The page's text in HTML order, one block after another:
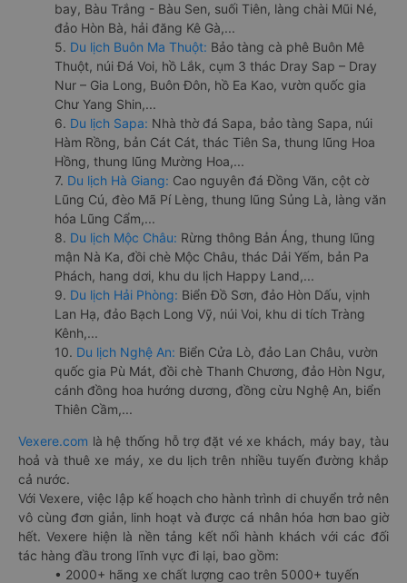
bay, Bàu Trắng - Bàu Sen, suối Tiên, làng chài Mũi Né,
đảo Hòn Bà, hải đăng Kê Gà,...
5. Du lịch Buôn Ma Thuột: Bảo tàng cà phê Buôn Mê
Thuột, núi Đá Voi, hồ Lắk, cụm 3 thác Dray Sap – Dray
Nur – Gia Long, Buôn Đôn, hồ Ea Kao, vườn quốc gia
Chư Yang Shin,...
6. Du lịch Sapa: Nhà thờ đá Sapa, bảo tàng Sapa, núi
Hàm Rồng, bản Cát Cát, thác Tiên Sa, thung lũng Hoa
Hồng, thung lũng Mường Hoa,...
7. Du lịch Hà Giang: Cao nguyên đá Đồng Văn, cột cờ
Lũng Cú, đèo Mã Pí Lèng, thung lũng Sủng Là, làng văn
hóa Lũng Cẩm,...
8. Du lịch Mộc Châu: Rừng thông Bản Áng, thung lũng
mận Nà Ka, đồi chè Mộc Châu, thác Dải Yếm, bản Pa
Phách, hang dơi, khu du lịch Happy Land,...
9. Du lịch Hải Phòng: Biển Đồ Sơn, đảo Hòn Dấu, vịnh
Lan Hạ, đảo Bạch Long Vỹ, núi Voi, khu di tích Tràng
Kênh,...
10. Du lịch Nghệ An: Biển Cửa Lò, đảo Lan Châu, vườn
quốc gia Pù Mát, đồi chè Thanh Chương, đảo Hòn Ngư,
cánh đồng hoa hướng dương, đồng cừu Nghệ An, biển
Thiên Cầm,...
Vexere.com là hệ thống hỗ trợ đặt vé xe khách, máy bay, tàu
hoả và thuê xe máy, xe du lịch trên nhiều tuyến đường khắp
cả nước.
Với Vexere, việc lập kế hoạch cho hành trình di chuyển trở nên
vô cùng đơn giản, linh hoạt và được cá nhân hóa hơn bao giờ
hết. Vexere hiện là nền tảng kết nối hành khách với các đối
tác hàng đầu trong lĩnh vực đi lại, bao gồm:
• 2000+ hãng xe chất lượng cao trên 5000+ tuyến